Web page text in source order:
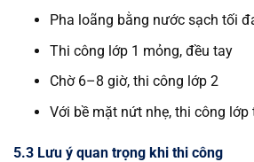
Pha loãng bằng nước sạch tối
Thi công lớp 1 mỏng, đều tay
Chờ 6–8 giờ, thi công lớp 2
Với bề mặt nứt nhẹ, thi công lớp
5.3 Lưu ý quan trọng khi thi công